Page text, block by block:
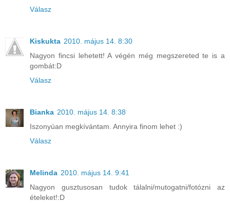
Válasz
Kiskukta 2010. május 14. 8:30
Nagyon fincsi lehetett! A végén még megszereted te is a
gombát:D
Válasz
Bianka 2010. május 14. 8:38
Iszonyúan megkívántam. Annyira finom lehet :)
Válasz
Melinda 2010. május 14. 9:41
Nagyon gusztusosan tudok tálalni/mutogatni/fotózni az
ételeket!:D